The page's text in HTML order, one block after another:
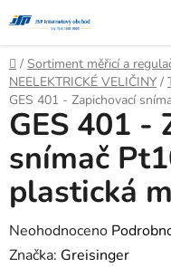
na
obsah
Domů
/ Sortiment měřicí a
NEELEKTRICKÉ VELIČINY /
GES 401 - Zapichovací
GES 401 -
snímač
plastická
Průměrné
hodnocení
Neohodnoceno
Značka: Greisinger